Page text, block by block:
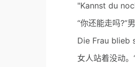
"Kannst du
“你还能走吗?”男
Die Frau blieb
女人站着没动。“